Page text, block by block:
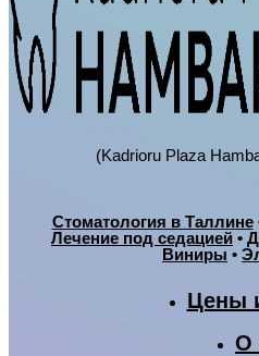
(Kadrioru Plaza
Стоматология в Таллине
Лечение под седацией •
Виниры •
Цены
О